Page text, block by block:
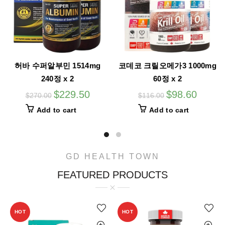
코데코 비프로폴리스 500mg
90정 x 2
$46.00 $39.10
Add to cart
코데코 비프로폴리스
180정 x 2
$76.00 $64.60
Add to cart
GD HEALTH TOWN
FEATURED PRODUCTS
HOT HOT